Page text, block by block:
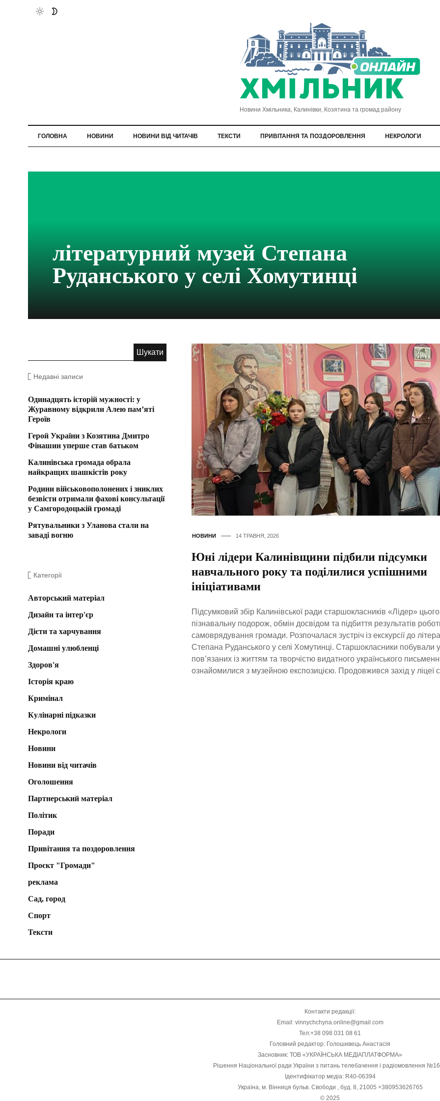
Новини Хмільника, Калинівки, Козятина та громад району
ГОЛОВНА НОВИНИ НОВИНИ ВІД ЧИТАЧІВ ТЕКСТИ ПРИВІТАННЯ ТА ПОЗДОРОВЛЕННЯ НЕКРОЛОГИ
літературний музей Степана
Руданського у селі Хомутинці
НОВИНИ 14 ТРАВНЯ, 2026
Юні лідери Калинівщини підбили підсумки
навчального року та поділилися успішними
ініціативами
Підсумковий збір Калинівської ради старшокласників «Лідер»
пізнавальну подорож, обмін досвідом та підбиття результатів
самоврядування громади. Розпочалася зустріч із екскурсії до
Степана Руданського у селі Хомутинці. Старшокласники побували
пов’язаних із життям та творчістю видатного українського
ознайомилися з музейною експозицією. Продовжився захід у ліцеї
Недавні записи
Одинадцять історій мужності: у
Журавному відкрили Алею пам’яті
Героїв
Герой України з Козятина Дмитро
Фінашин уперше став батьком
Калинівська громада обрала
найкращих шашкістів року
Родини військовополонених і зниклих
безвісти отримали фахові консультації
у Самгородоцькій громаді
Рятувальники з Уланова стали на
заваді вогню
Категорії
Авторський матеріал
Дизайн та інтер'єр
Дієти та харчування
Домашні улюбленці
Здоров'я
Історія краю
Кримінал
Кулінарні підказки
Некрологи
Новини
Новини від читачів
Оголошення
Партнерський матеріал
Політик
Поради
Привітання та поздоровлення
Проєкт "Громади"
реклама
Сад, город
Спорт
Тексти
Контакти редакції:
Email: vinnychchyna.online@gmail.com
Тел:+38 098 031 08 61
Головний редактор: Голошивець Анастасія
Засновник: ТОВ «УКРАЇНСЬКА МЕДІАПЛАТФОРМА»
Рішення Національної ради України з питань телебачення і радіомовлення
Ідентифікатор медіа: R40-06394
Україна, м. Вінниця бульв. Свободи , буд. 8, 21005 +380953626765
© 2025